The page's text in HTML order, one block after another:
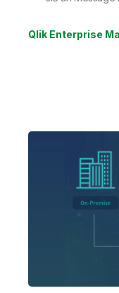
Qlik Enterprise